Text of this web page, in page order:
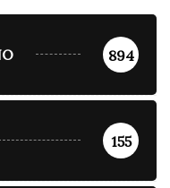
894
155